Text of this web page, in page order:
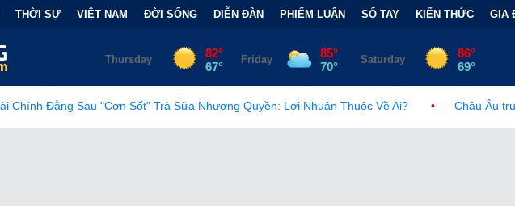
THỜI SỰ VIỆT NAM ĐỜI SỐNG DIỄN ĐÀN PHIẾM LUẬN SỔ TAY KIẾN THỨC GIA
Sốt" Trà Sữa Nhượng Quyền: Lợi Nhuận Thuộc Về Ai? • Châu Âu trước làn sóng ngầm: